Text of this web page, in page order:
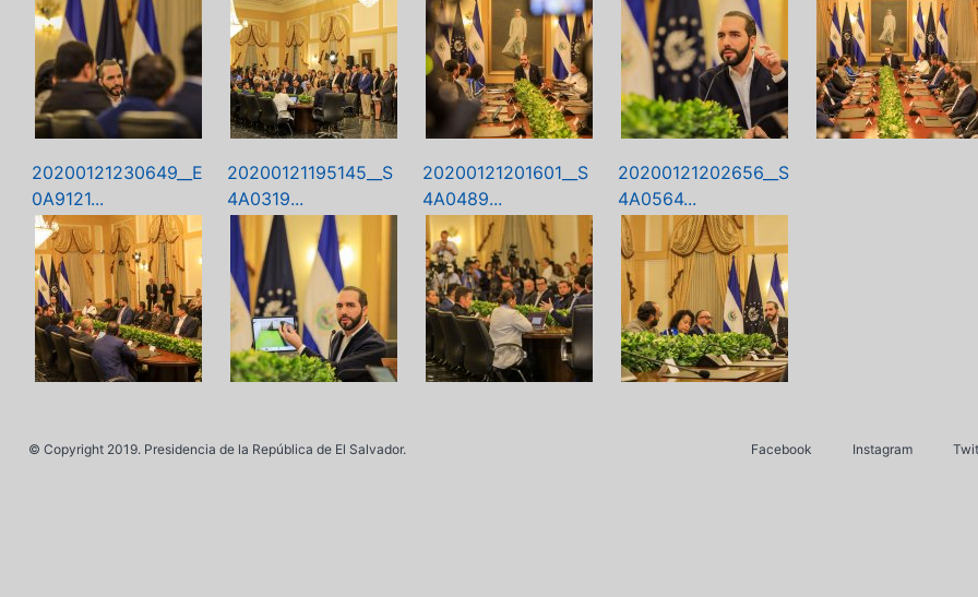
20200121230649__E
0A9121...
20200121195145__S
4A0319...
20200121201601__S
4A0489...
20200121202656__S
4A0564...
© Copyright 2019. Presidencia de la República de El Salvador. Facebook Instagram